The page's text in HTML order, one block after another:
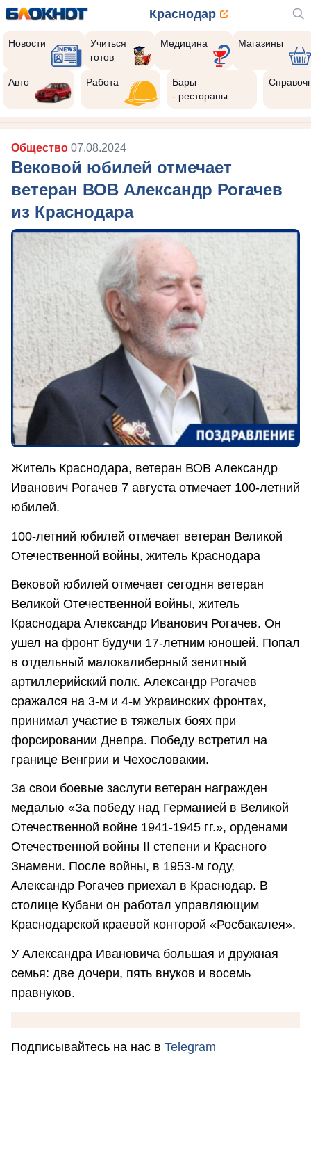
Краснодар
Новости
Учиться
готов
Медицина Магазины
Авто Работа
Бары
- рестораны
Общество 07.08.2024
Вековой юбилей отмечает
ветеран ВОВ Александр Рогачев
из Краснодара
Житель Краснодара, ветеран ВОВ Александр
Иванович Рогачев 7 августа отмечает 100-летний
юбилей.
100-летний юбилей отмечает ветеран Великой
Отечественной войны, житель Краснодара
Вековой юбилей отмечает сегодня ветеран
Великой Отечественной войны, житель
Краснодара Александр Иванович Рогачев. Он
ушел на фронт будучи 17-летним юношей. Попал
в отдельный малокалиберный зенитный
артиллерийский полк. Александр Рогачев
сражался на 3-м и 4-м Украинских фронтах,
принимал участие в тяжелых боях при
форсировании Днепра. Победу встретил на
границе Венгрии и Чехословакии.
За свои боевые заслуги ветеран награжден
медалью «За победу над Германией в Великой
Отечественной войне 1941-1945 гг.», орденами
Отечественной войны II степени и Красного
Знамени. После войны, в 1953-м году,
Александр Рогачев приехал в Краснодар. В
столице Кубани он работал управляющим
Краснодарской краевой конторой «Росбакалея».
У Александра Ивановича большая и дружная
семья: две дочери, пять внуков и восемь
правнуков.
Подписывайтесь на нас в Telegram